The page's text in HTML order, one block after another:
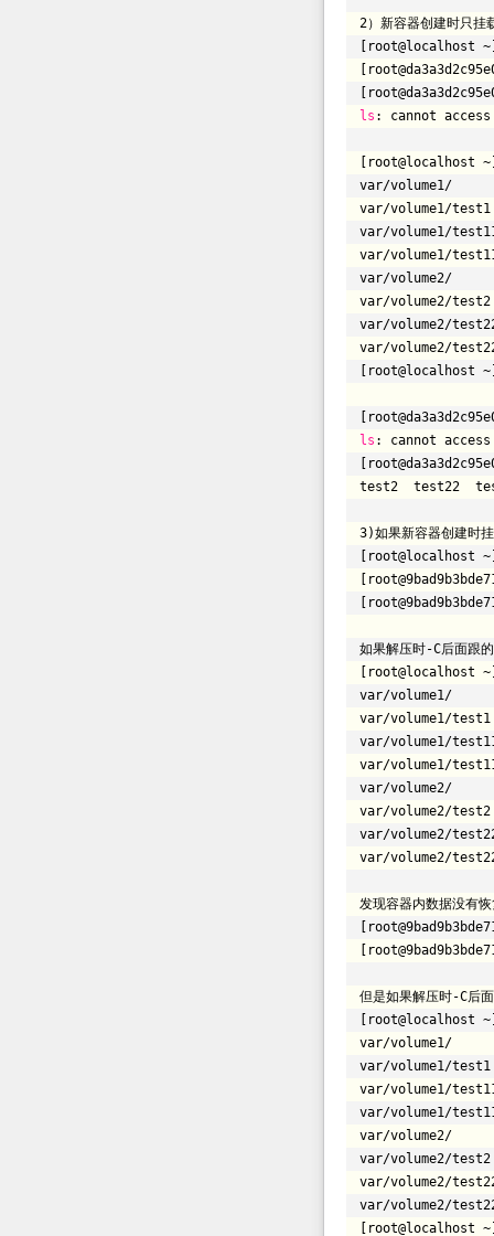
2）新容器创建时只挂
[root@localhost
ls : cannot
[root@localhost
var/volume1/
var/volume1/test1
var/volume1/
var/volume1/
var/volume2/
var/volume2/test2
var/volume2/
var/volume2/
[root@localhost
ls : cannot
test2 test22
3)如果新容器创建时
[root@localhost
如果解压时-C后面跟
[root@localhost
var/volume1/
var/volume1/test1
var/volume1/
var/volume1/
var/volume2/
var/volume2/test2
var/volume2/
var/volume2/
发现容器内数据没有
但是如果解压时-C后
[root@localhost
var/volume1/
var/volume1/test1
var/volume1/
var/volume1/
var/volume2/
var/volume2/test2
var/volume2/
var/volume2/
[root@localhost